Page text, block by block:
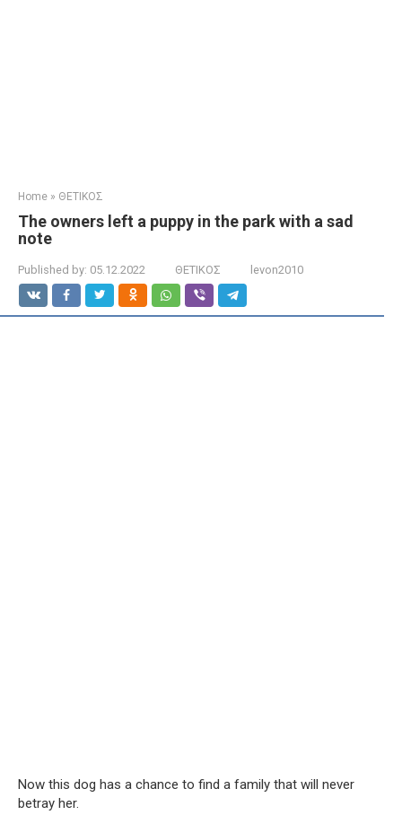
Home » ΘΕΤΙΚΟΣ
The owners left a puppy in the park with a sad
note
Published by: 05.12.2022 ΘΕΤΙΚΟΣ levon2010
Now this dog has a chance to find a family that will never
betray her.